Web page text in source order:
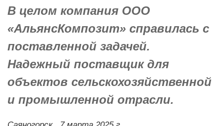
В целом компания ООО
«АльянсКомпозит» справилась с
поставленной задачей.
Надежный поставщик для
объектов сельскохозяйственной
и промышленной отрасли.